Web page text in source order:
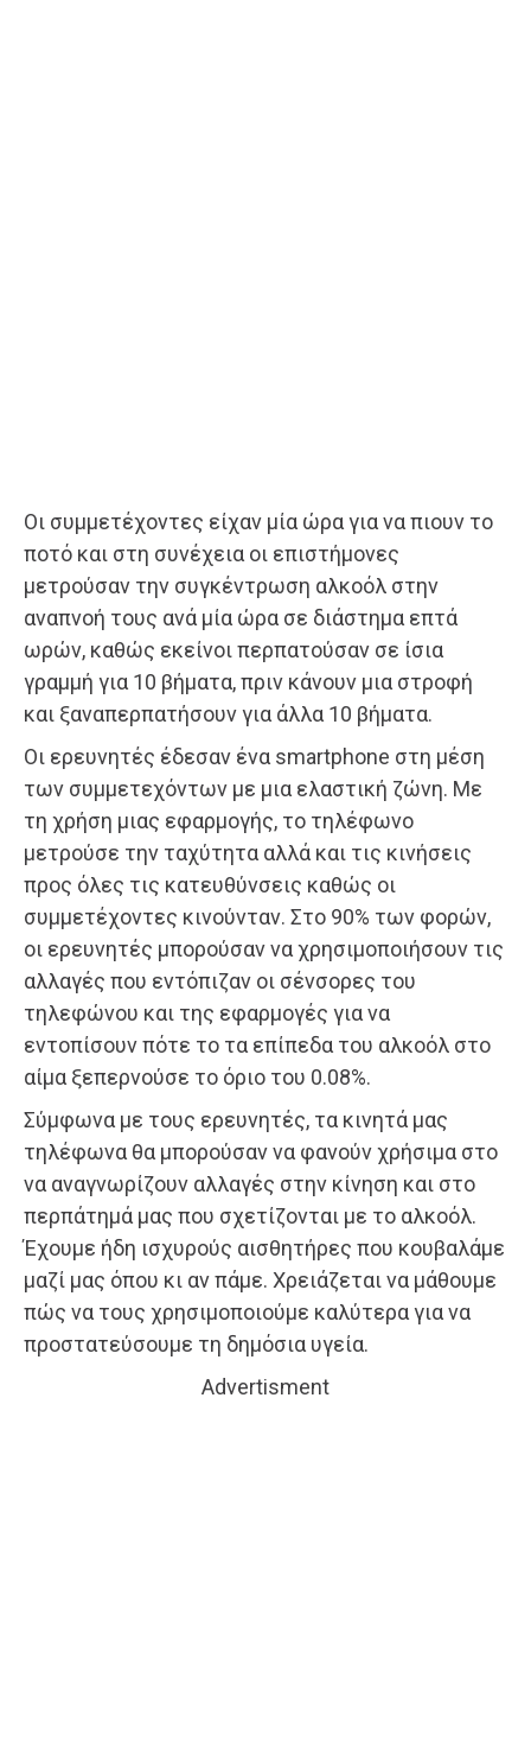
Οι συμμετέχοντες είχαν μία ώρα για να πιουν το
ποτό και στη συνέχεια οι επιστήμονες
μετρούσαν την συγκέντρωση αλκοόλ στην
αναπνοή τους ανά μία ώρα σε διάστημα επτά
ωρών, καθώς εκείνοι περπατούσαν σε ίσια
γραμμή για 10 βήματα, πριν κάνουν μια στροφή
και ξαναπερπατήσουν για άλλα 10 βήματα.
Οι ερευνητές έδεσαν ένα smartphone στη μέση
των συμμετεχόντων με μια ελαστική ζώνη. Με
τη χρήση μιας εφαρμογής, το τηλέφωνο
μετρούσε την ταχύτητα αλλά και τις κινήσεις
προς όλες τις κατευθύνσεις καθώς οι
συμμετέχοντες κινούνταν. Στο 90% των φορών,
οι ερευνητές μπορούσαν να χρησιμοποιήσουν τις
αλλαγές που εντόπιζαν οι σένσορες του
τηλεφώνου και της εφαρμογές για να
εντοπίσουν πότε το τα επίπεδα του αλκοόλ στο
αίμα ξεπερνούσε το όριο του 0.08%.
Σύμφωνα με τους ερευνητές, τα κινητά μας
τηλέφωνα θα μπορούσαν να φανούν χρήσιμα στο
να αναγνωρίζουν αλλαγές στην κίνηση και στο
περπάτημά μας που σχετίζονται με το αλκοόλ.
Έχουμε ήδη ισχυρούς αισθητήρες που κουβαλάμε
μαζί μας όπου κι αν πάμε. Χρειάζεται να μάθουμε
πώς να τους χρησιμοποιούμε καλύτερα για να
προστατεύσουμε τη δημόσια υγεία.
Advertisment